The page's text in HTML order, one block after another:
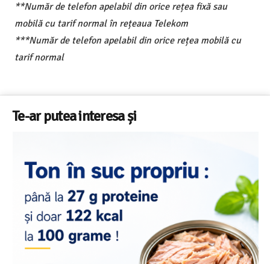
**Număr de telefon apelabil din orice rețea fixă sau
mobilă cu tarif normal în rețeaua Telekom
***Număr de telefon apelabil din orice rețea mobilă cu
tarif normal
Te-ar putea interesa și